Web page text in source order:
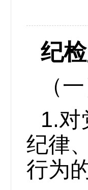
纪
（
1.对
纪律
行为